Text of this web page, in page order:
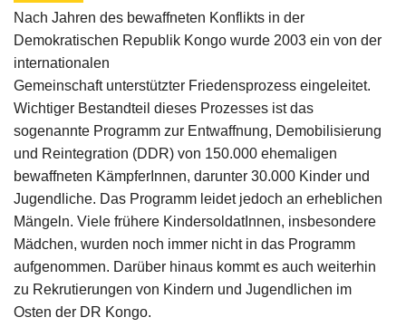
Nach Jahren des bewaffneten Konflikts in der
Demokratischen Republik Kongo wurde 2003 ein von der
internationalen
Gemeinschaft unterstützter Friedensprozess eingeleitet.
Wichtiger Bestandteil dieses Prozesses ist das
sogenannte Programm zur Entwaffnung, Demobilisierung
und Reintegration (DDR) von 150.000 ehemaligen
bewaffneten KämpferInnen, darunter 30.000 Kinder und
Jugendliche. Das Programm leidet jedoch an erheblichen
Mängeln. Viele frühere KindersoldatInnen, insbesondere
Mädchen, wurden noch immer nicht in das Programm
aufgenommen. Darüber hinaus kommt es auch weiterhin
zu Rekrutierungen von Kindern und Jugendlichen im
Osten der DR Kongo.